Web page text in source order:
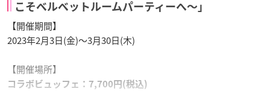
こそベルベットルームパーティーへ〜」
【開催期間】
2023年2月3日(金)〜3月30日(木)
【開催場所】
コラボビュッフェ：7,700円(税込)